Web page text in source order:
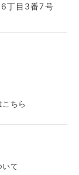
丁目3番7号
ちら
いて